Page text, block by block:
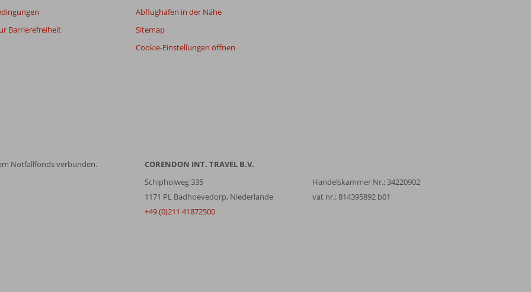
Barrierefreiheit
Abflughäfen in der Nähe
Sitemap
Cookie-Einstellungen öffnen
Notfallfonds verbunden.
CORENDON INT. TRAVEL B.V.
Schipholweg 335
1171 PL Badhoevedorp, Niederlande
+49 (0)211 41872500
Handelskammer Nr.: 34220902
vat nr.: 814395892 b01